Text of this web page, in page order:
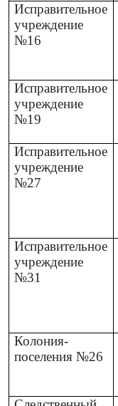
Исправительное
учреждение
№16
Исправительное
учреждение
№19
Исправительное
учреждение
№27
Исправительное
учреждение
№31
Колония-
поселения №26